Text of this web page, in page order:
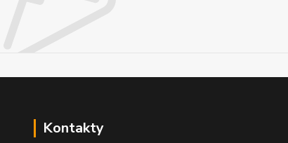
Kontakty